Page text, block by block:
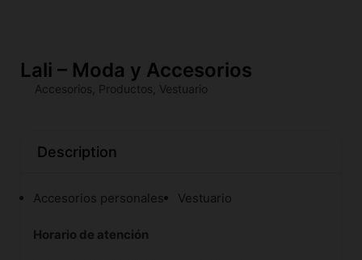
Lali – Moda y Accesorios
Accesorios Productos Vestuario
Description
Accesorios personales Vestuario
Horario de atención